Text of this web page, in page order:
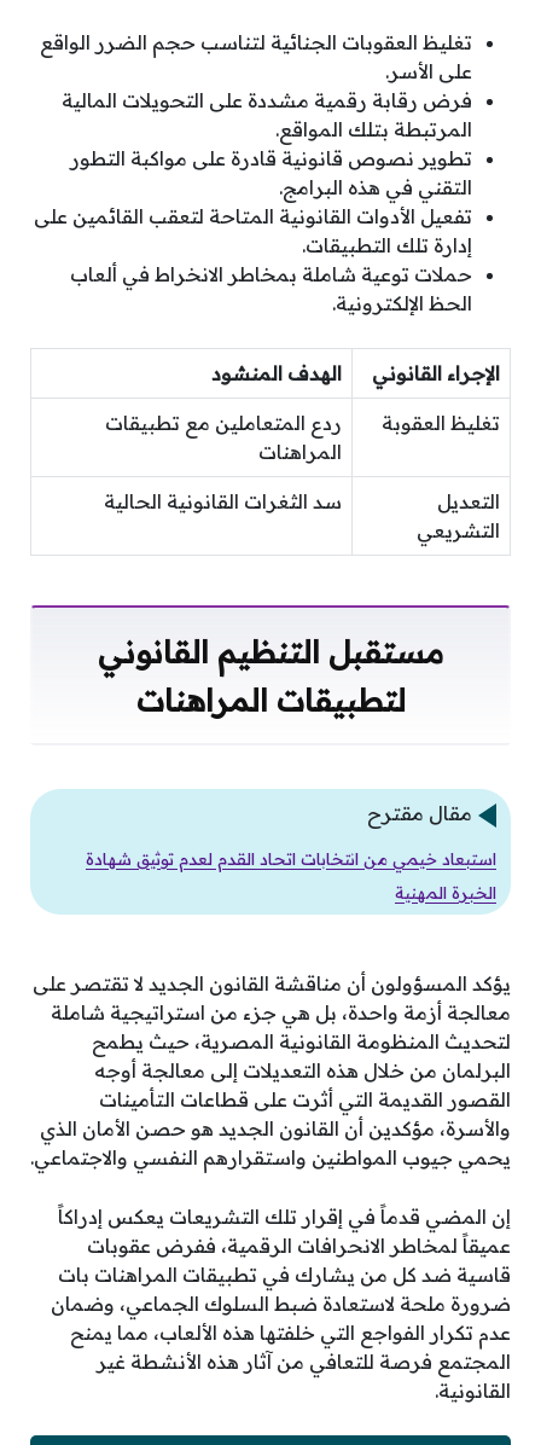
تغليظ العقوبات الجنائية لتناسب حجم الضرر الواقع
على الأسر.
فرض رقابة رقمية مشددة على التحويلات المالية
المرتبطة بتلك المواقع.
تطوير نصوص قانونية قادرة على مواكبة التطور
التقني في هذه البرامج.
تفعيل الأدوات القانونية المتاحة لتعقب القائمين على
إدارة تلك التطبيقات.
حملات توعية شاملة بمخاطر الانخراط في ألعاب
الحظ الإلكترونية.
الإجراء القانوني الهدف المنشود
تغليظ العقوبة
ردع المتعاملين مع تطبيقات
المراهنات
التعديل
التشريعي
سد الثغرات القانونية الحالية
مستقبل التنظيم القانوني
لتطبيقات المراهنات
مقال مقترح
استبعاد خيمي من انتخابات اتحاد القدم لعدم توثيق شهادة
الخبرة المهنية
يؤكد المسؤولون أن مناقشة القانون الجديد لا تقتصر على
معالجة أزمة واحدة، بل هي جزء من استراتيجية شاملة
لتحديث المنظومة القانونية المصرية، حيث يطمح
البرلمان من خلال هذه التعديلات إلى معالجة أوجه
القصور القديمة التي أثرت على قطاعات التأمينات
والأسرة، مؤكدين أن القانون الجديد هو حصن الأمان الذي
يحمي جيوب المواطنين واستقرارهم النفسي والاجتماعي.
إن المضي قدماً في إقرار تلك التشريعات يعكس إدراكاً
عميقاً لمخاطر الانحرافات الرقمية، ففرض عقوبات
قاسية ضد كل من يشارك في تطبيقات المراهنات بات
ضرورة ملحة لاستعادة ضبط السلوك الجماعي، وضمان
عدم تكرار الفواجع التي خلفتها هذه الألعاب، مما يمنح
المجتمع فرصة للتعافي من آثار هذه الأنشطة غير
القانونية.